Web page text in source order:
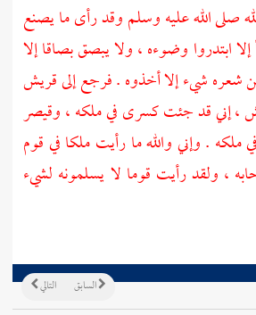
صلى الله عليه وسلم وقد رأى ما يصنع
ابتدروا وضوءه ، ولا يبصق بصاقا إلا
شعره شيء إلا أخذوه . فرجع إلىقريش
، إني قد جئت كسرى في ملكه ، وقيصر
ملكه . وإني والله ما رأيت ملكا في قوم
، ولقد رأيت قوما لا يسلمونه لشيء
التالي السابق